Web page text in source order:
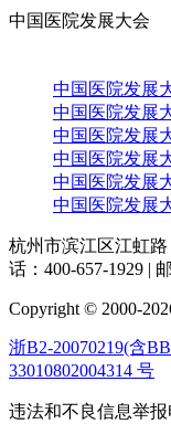
中国医院发展大会
中国医院发展
中国医院发展
中国医院发展
中国医院发展
中国医院发展
中国医院发展
杭州市滨江区江虹路
话：400-657-1929 |
Copyright © 2000-
浙B2-20070219(含
33010802004314 号
违法和不良信息举报